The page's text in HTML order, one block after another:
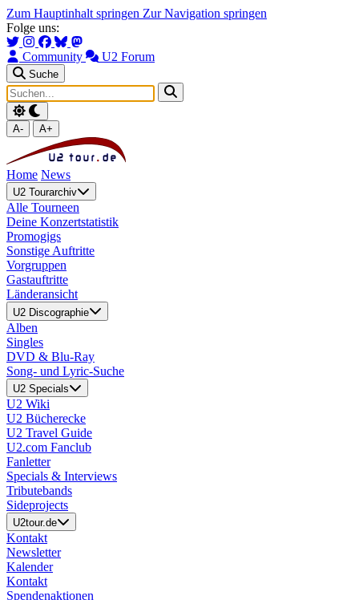
Zum Hauptinhalt springen Zur Navigation springen
Folge uns:
Community U2 Forum
Suche
A- A+
Home News
U2 Tourarchiv
Alle Tourneen
Deine Konzertstatistik
Promogigs
Sonstige Auftritte
Vorgruppen
Gastauftritte
Länderansicht
U2 Discographie
Alben
Singles
DVD & Blu-Ray
Song- und Lyric-Suche
U2 Specials
U2 Wiki
U2 Bücherecke
U2 Travel Guide
U2.com Fanclub
Fanletter
Specials & Interviews
Tributebands
Sideprojects
U2tour.de
Kontakt
Newsletter
Kalender
Kontakt
Spendenaktionen